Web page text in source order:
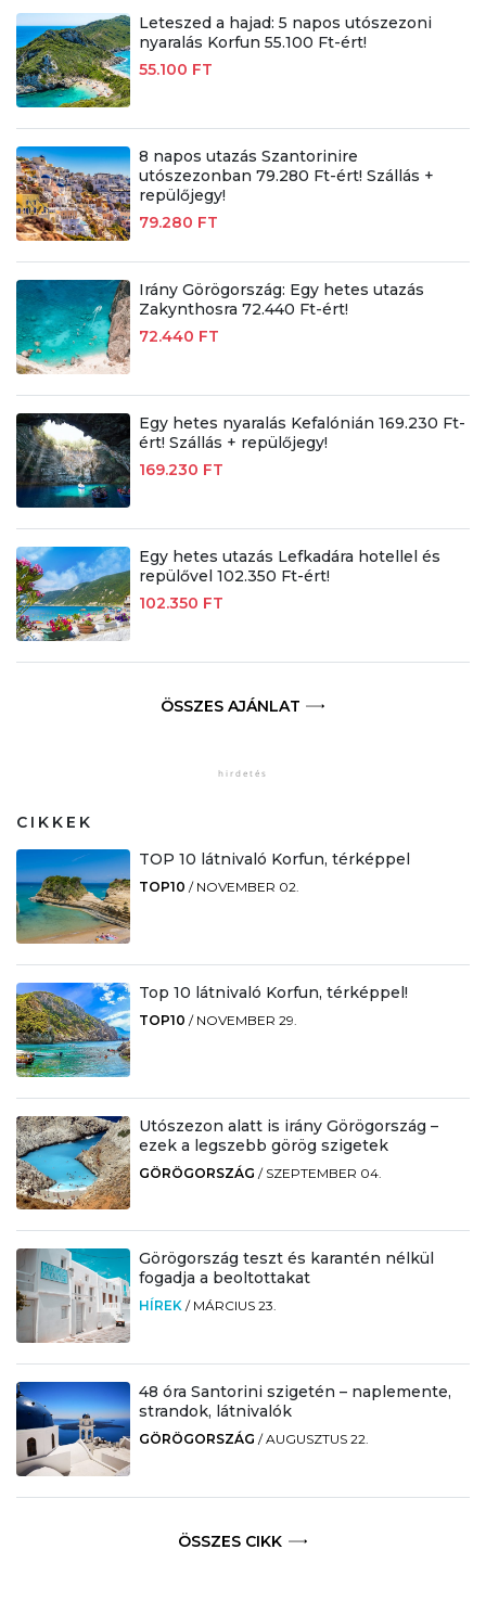
Leteszed a hajad: 5 napos utószezoni
nyaralás Korfun 55.100 Ft-ért!
55.100 FT
8 napos utazás Szantorinire
utószezonban 79.280 Ft-ért! Szállás +
repülőjegy!
79.280 FT
Irány Görögország: Egy hetes utazás
Zakynthosra 72.440 Ft-ért!
72.440 FT
Egy hetes nyaralás Kefalónián 169.230 Ft-
ért! Szállás + repülőjegy!
169.230 FT
Egy hetes utazás Lefkadára hotellel és
repülővel 102.350 Ft-ért!
102.350 FT
ÖSSZES AJÁNLAT
CIKKEK
TOP 10 látnivaló Korfun, térképpel
TOP10 / NOVEMBER 02.
Top 10 látnivaló Korfun, térképpel!
TOP10 / NOVEMBER 29.
Utószezon alatt is irány Görögország –
ezek a legszebb görög szigetek
GÖRÖGORSZÁG / SZEPTEMBER 04.
Görögország teszt és karantén nélkül
fogadja a beoltottakat
HÍREK / MÁRCIUS 23.
48 óra Santorini szigetén – naplemente,
strandok, látnivalók
GÖRÖGORSZÁG /AUGUSZTUS 22.
ÖSSZES CIKK